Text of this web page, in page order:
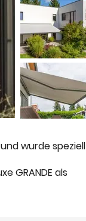
wurde speziell
GRANDE als